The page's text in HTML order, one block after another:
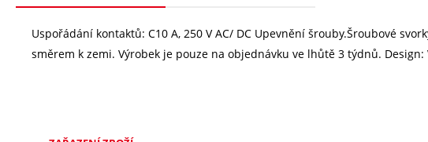
Uspořádání kontaktů: C10 A, 250 V AC/ DC Upevnění šrouby.Šroubové
směrem k zemi. Výrobek je pouze na objednávku ve lhůtě 3 týdnů. Design: